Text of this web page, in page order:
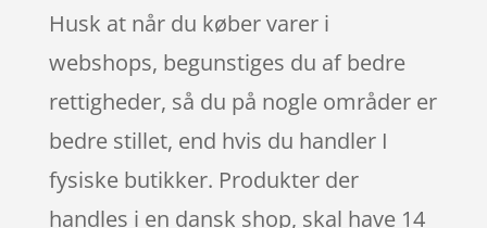
Husk at når du køber varer i
webshops, begunstiges du af bedre
rettigheder, så du på nogle områder er
bedre stillet, end hvis du handler I
fysiske butikker. Produkter der
handles i en dansk shop, skal have 14